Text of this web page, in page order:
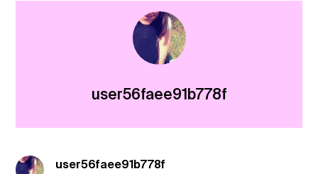
user56faee91b778f
user56faee91b778f